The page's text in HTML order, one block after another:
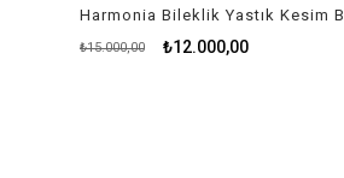
₺12.000,00
₺15.000,00